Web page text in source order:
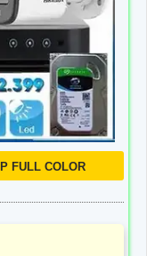
FULL COLOR